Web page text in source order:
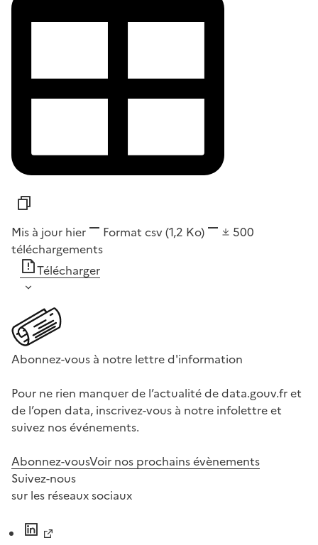
Mis à jour hier Format csv(1,2 Ko)
500
téléchargements
Télécharger
Abonnez-vous à notre lettre d'information
Pour ne rien manquer de l’actualité de data.gouv.fr et
de l’open data, inscrivez-vous à notre infolettre et
suivez nos événements.
Abonnez-vousVoir nos prochains évènements
Suivez-nous
sur les réseaux sociaux